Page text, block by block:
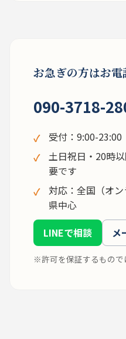
お急ぎの方はお電
090-3718-
受付：9:00-23:00
土日祝日・20時
要です
対応：全国（オ
県中心
LINEで相談
メ
※許可を保証するもので